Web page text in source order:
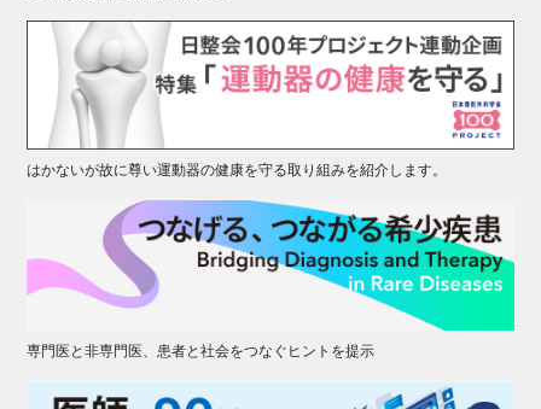
はかないが故に尊い運動器の健康を守る取り組みを紹介します。
専門医と非専門医、患者と社会をつなぐヒントを提示